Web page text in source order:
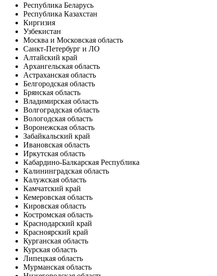
Республика Беларусь
Республика Казахстан
Киргизия
Узбекистан
Москва и Московская область
Санкт-Петербург и ЛО
Алтайский край
Архангельская область
Астраханская область
Белгородская область
Брянская область
Владимирская область
Волгоградская область
Вологодская область
Воронежская область
Забайкальский край
Ивановская область
Иркутская область
Кабардино-Балкарская Республика
Калининградская область
Калужская область
Камчатский край
Кемеровская область
Кировская область
Костромская область
Краснодарский край
Красноярский край
Курганская область
Курская область
Липецкая область
Мурманская область